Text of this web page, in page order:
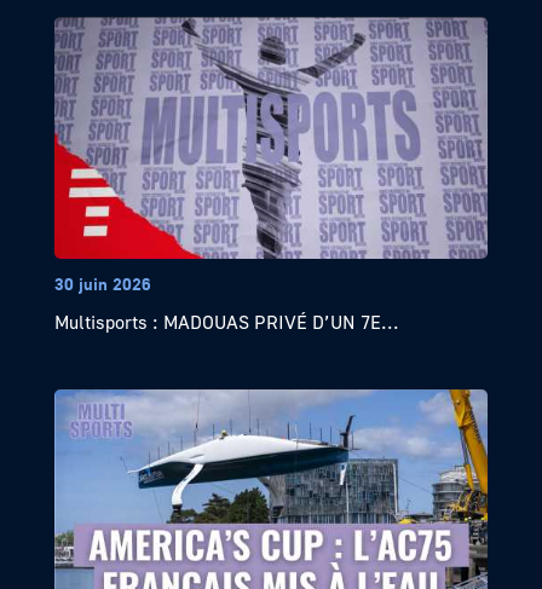
30 juin 2026
Multisports : MADOUAS PRIVÉ D’UN 7E...